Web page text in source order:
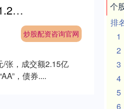
炒股配资咨询官网 12月18日家悦转债上涨1.22%，转股溢价率18.21%
炒股配资咨询官网
张，成交额2.15亿
，债券....
个
排
1
2
3
4
5
6